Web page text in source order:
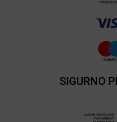
SIGURNO